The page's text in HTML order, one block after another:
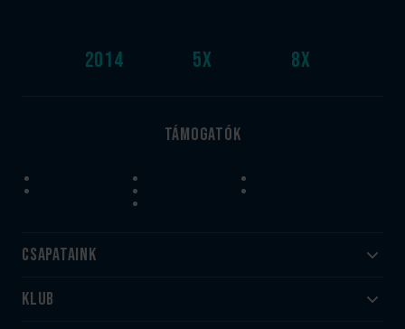
2014 5x 8x
Támogatók
Csapataink
Felnőtt
Klub